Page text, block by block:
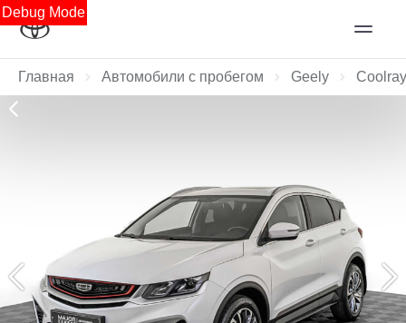
Debug Mode
Главная Автомобили с пробегом Geely Coolray